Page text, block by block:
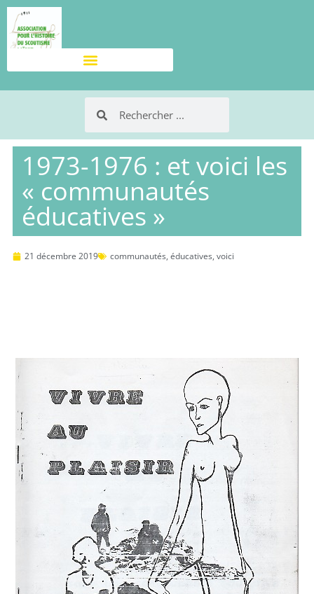
1973-1976 : et voici les
« communautés
éducatives »
21 décembre 2019 communautés, éducatives, voici